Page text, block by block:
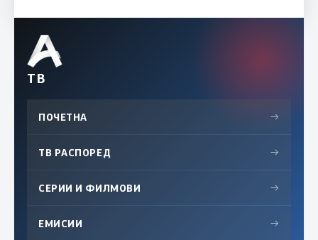
ТВ
ПОЧЕТНА →
ТВ РАСПОРЕД →
СЕРИИ И ФИЛМОВИ →
ЕМИСИИ →